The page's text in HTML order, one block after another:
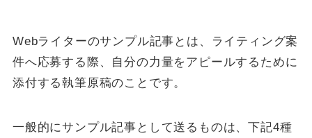
Webライターのサンプル記事とは、ライティング案
件へ応募する際、自分の力量をアピールするために
添付する執筆原稿のことです。
一般的にサンプル記事として送るものは、下記4種